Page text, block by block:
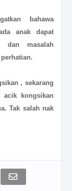
bahawa
anak dapat
dan masalah
, sekarang
acik kongsikan
Tak salah nak